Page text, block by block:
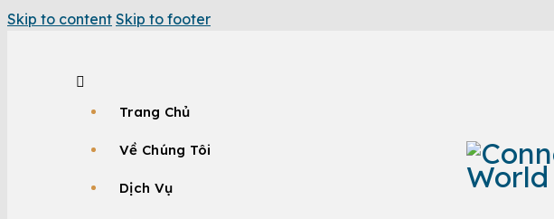
Skip to content Skip to footer
Trang Chủ
Về Chúng Tôi
Dịch Vụ